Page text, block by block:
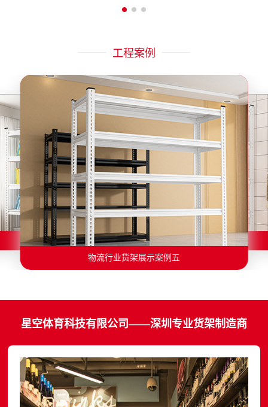
工程案例
物流行业货架展示案例一
物流行业货架展示案例六
物流行业货架展示案例五
物流行业货架展示案例四
物流行业货架展示案例三
物流行业货架展示案例二
星空体育科技有限公司——深圳专业货架制造商